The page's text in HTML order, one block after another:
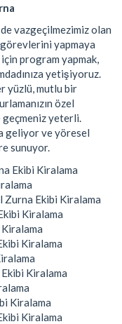
vazgeçilmezimiz olan
görevlerini yapmaya
program yapmak,
yetişiyoruz.
yüzlü, mutlu bir
özel
geçmeniz yeterli.
geliyor ve yöresel
sunuyor.
Ekibi Kiralama
Zurna Ekibi Kiralama
Kiralama
Kiralama
Ekibi Kiralama
Kiralama
Kiralama